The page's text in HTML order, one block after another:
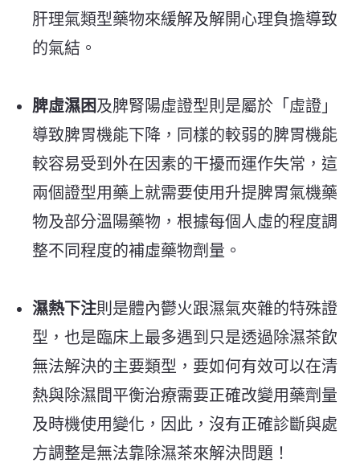
肝理氣類型藥物來緩解及解開心理負擔導致
的氣結。
脾虛濕困 及脾腎陽虛證型則是屬於「虛證」
導致脾胃機能下降，同樣的較弱的脾胃機能
較容易受到外在因素的干擾而運作失常，這
兩個證型用藥上就需要使用升提脾胃氣機藥
物及部分溫陽藥物，根據每個人虛的程度調
整不同程度的補虛藥物劑量。
濕熱下注則是體內鬱火跟濕氣夾雜的特殊證
型，也是臨床上最多遇到只是透過除濕茶飲
無法解決的主要類型，要如何有效可以在清
熱與除濕間平衡治療需要正確改變用藥劑量
及時機使用變化，因此，沒有正確診斷與處
方調整是無法靠除濕茶來解決問題！